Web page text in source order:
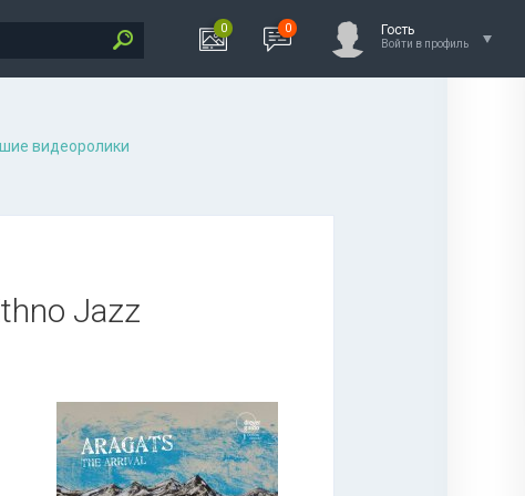
0 0 Гость
Войти в профиль
видеоролики
Jazz